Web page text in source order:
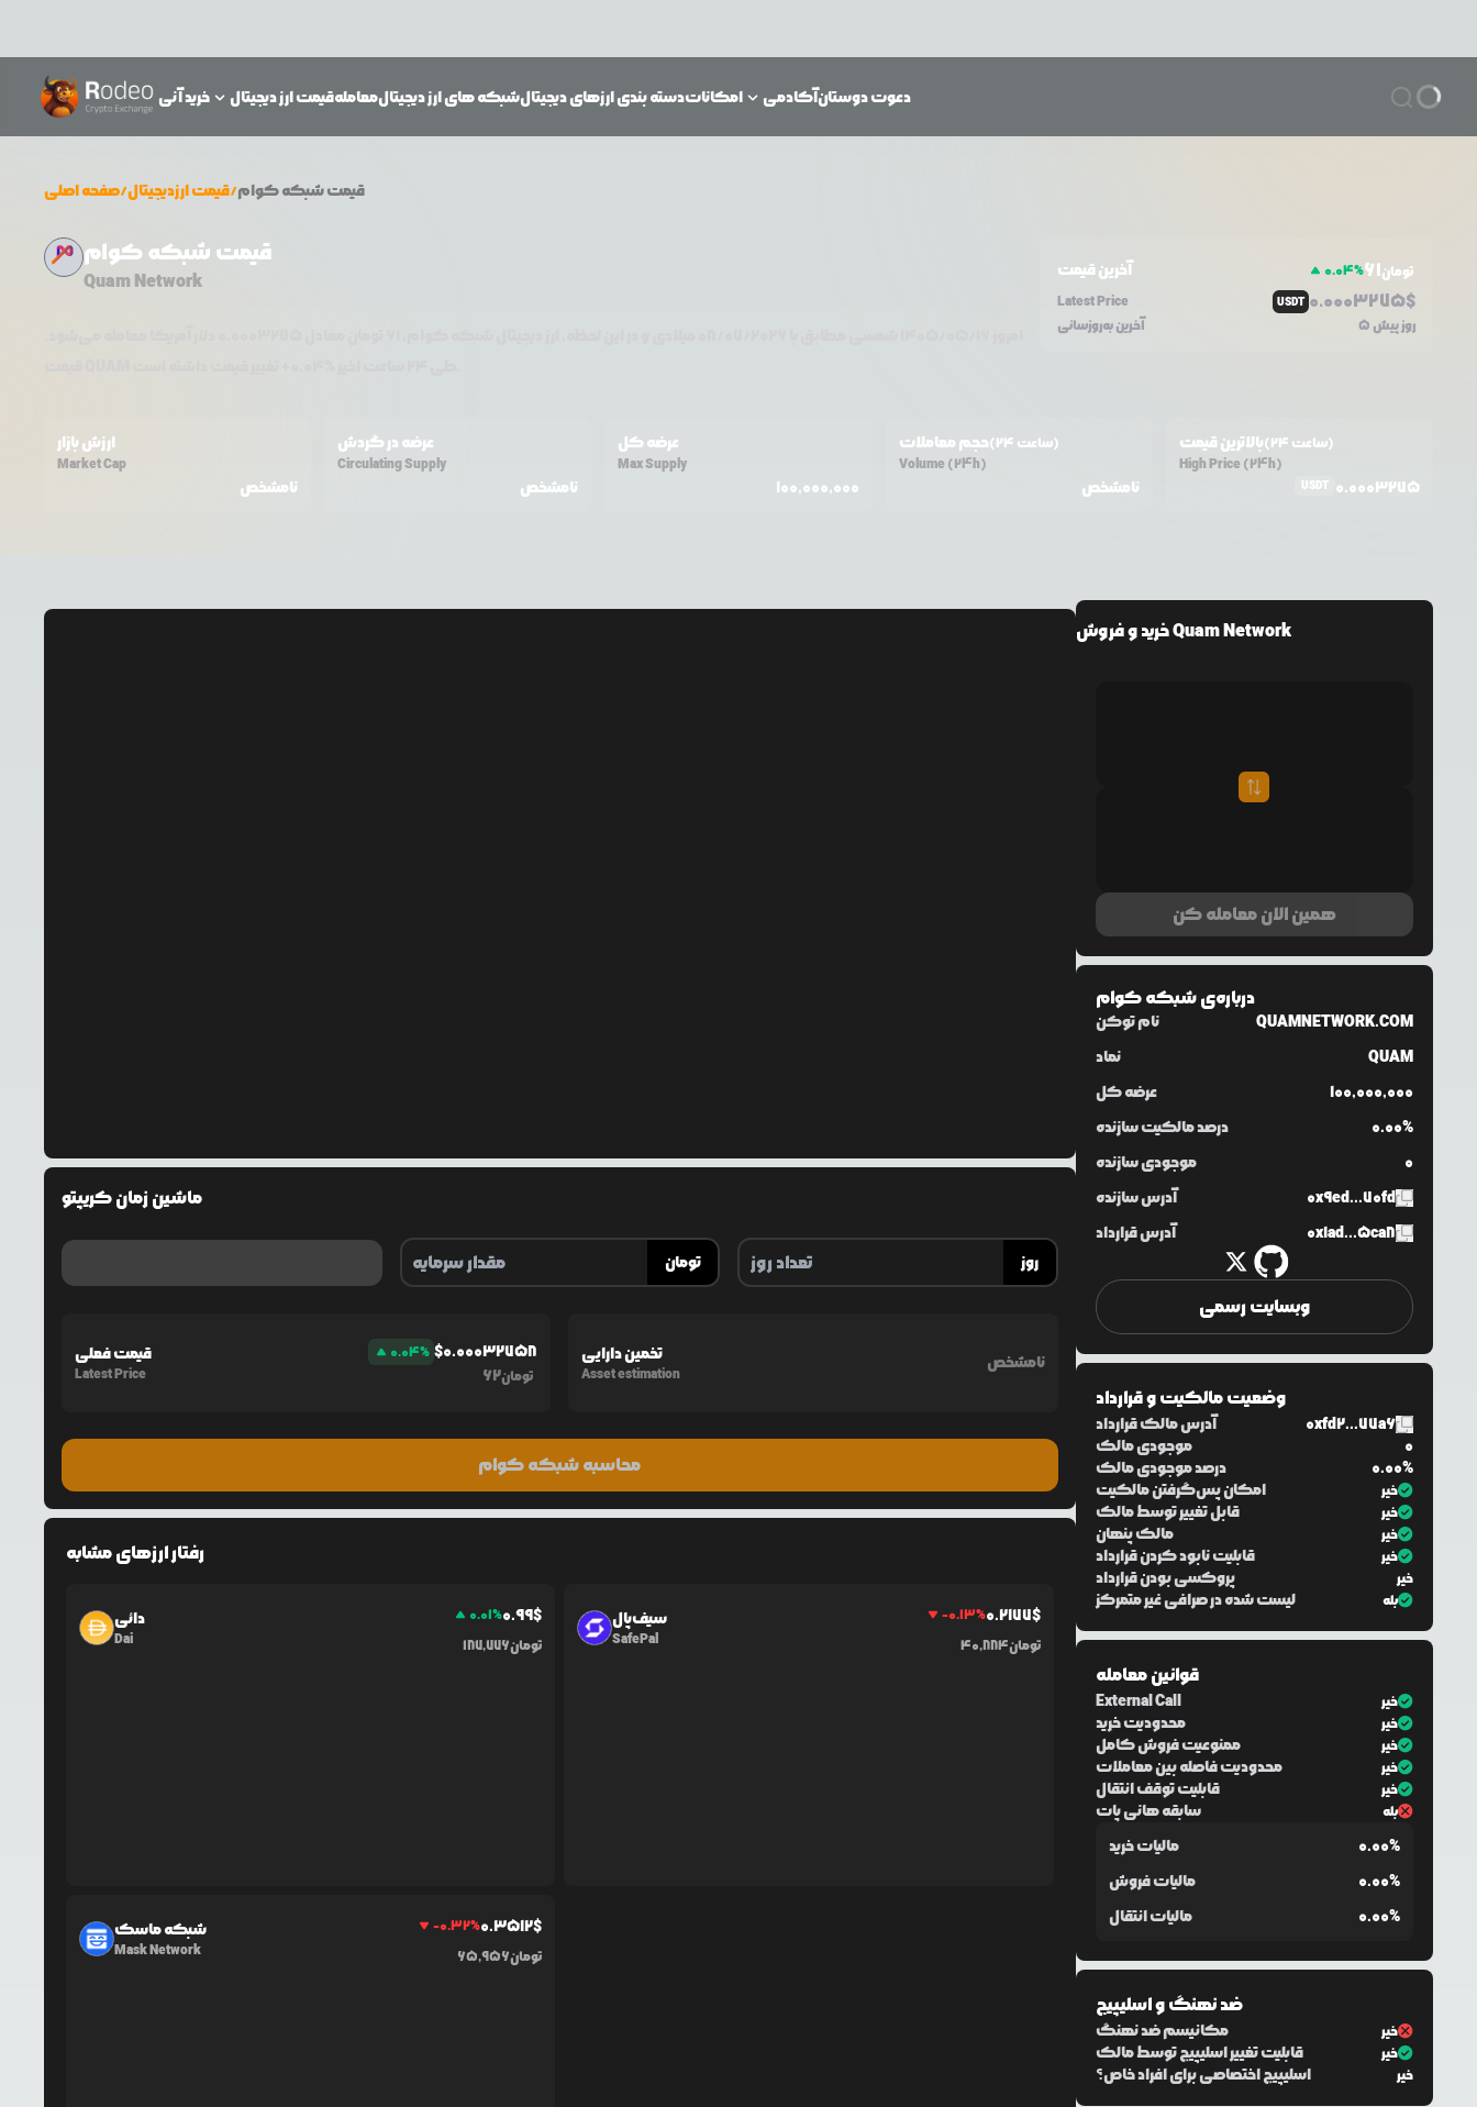
خرید آنی قیمت ارز دیجیتالمعاملهشبکه‌ های ارز دیجیتالدسته بندی ارزهای دیجیتالامکانات آکادمیدعوت دوستان
صفحه اصلی/قیمت ارزدیجیتال/ قیمتشبکه کوام
قیمت شبکه کوام
Quam Network آخرین قیمت 0.04%61تومان
Latest Price
USDT 0.0003275$
آخرین به‌روزسانی 5 روز پیش
ارزش بازار
Market Cap
نامشخص
عرضه در گردش
Circulating Supply
نامشخص
عرضه کل
Max Supply
100,000,000
حجم معاملات
(24 ساعت)
Volume (24h)
نامشخص
بالاترین قیمت
(24 ساعت)
High Price (24h)
USDT 0.0003275
ماشین زمان کریپتو
تومان روز
قیمت فعلی
Latest Price
0.04% $0.00032758
62تومان
تخمین دارایی
Asset estimation
نامشخص
محاسبه شبکه کوام
رفتار ارزهای مشابه
دائی
Dai
0.01%0.99$
187,776تومان
سیف‌پال
SafePal
-0.13%0.2177$
40,884تومان
شبکه ماسک
Mask Network
-0.32%0.3512$
65,956تومان
خرید و فروش Quam Network
همین الان معامله کن
درباره‌یشبکه کوام
نام توکن
QUAMNETWORK.COM
نماد
QUAM
عرضه کل
100,000,000
درصد مالکیت سازنده
0.00%
موجودی سازنده
0
آدرس سازنده
0x9ed...70fd
آدرس قرارداد
0x1ad...5ca8
وبسایت رسمی
وضعیت مالکیت و قرارداد
آدرس مالک قرارداد
0xfd2...77a6
موجودی مالک
0
درصد موجودی مالک
0.00%
امکان پس‌گرفتن مالکیت
خیر
قابل تغییر توسط مالک خیر
مالک پنهان خیر
قابلیت نابود کردن قرارداد خیر
پروکسی بودن قرارداد خیر
لیست شده در صرافی غیر متمرکز بله
قوانین معامله
External Call خیر
محدودیت خرید خیر
ممنوعیت فروش کامل خیر
محدودیت فاصله بین معاملات خیر
قابلیت توقف انتقال خیر
سابقه هانی پات بله
مالیات خرید
0.00%
مالیات فروش
0.00%
مالیات انتقال
0.00%
ضد نهنگ و اسلیپیج
مکانیسم ضد نهنگ خیر
قابلیت تغییر اسلیپیج توسط مالک خیر
اسلیپیج اختصاصی برای افراد خاص؟ خیر